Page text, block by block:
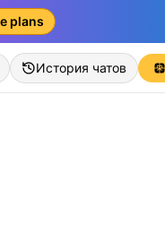
plans
История чатов